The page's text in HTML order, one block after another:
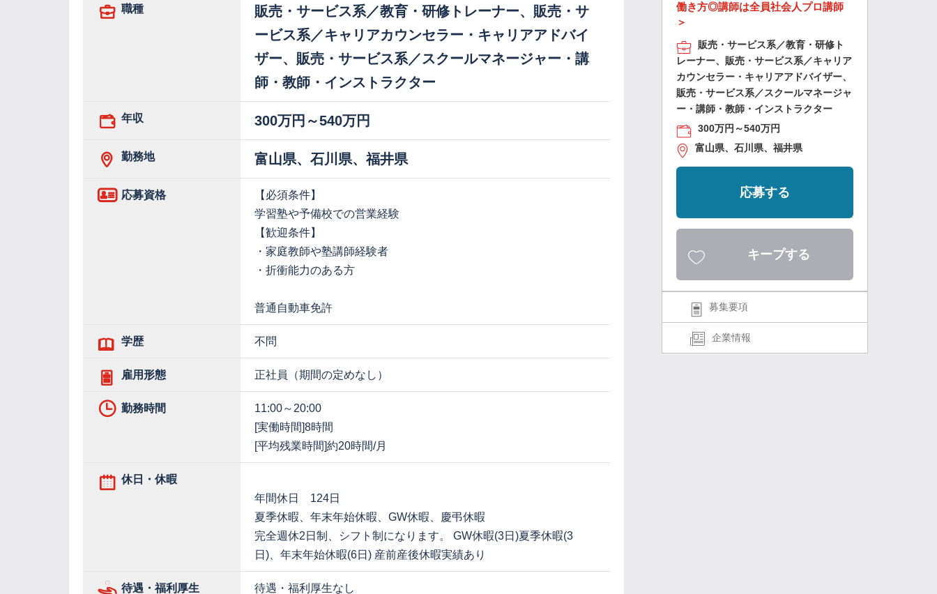
職種
販売・サービス系／教育・研修トレーナー、販売・サ
ービス系／キャリアカウンセラー・キャリアアドバイ
ザー、販売・サービス系／スクールマネージャー・講
師・教師・インストラクター
年収 300万円～540万円
勤務地 富山県、石川県、福井県
応募資格
【必須条件】
学習塾や予備校での営業経験
【歓迎条件】
・家庭教師や塾講師経験者
・折衝能力のある方
普通自動車免許
学歴 不問
雇用形態 正社員（期間の定めなし）
勤務時間
11:00～20:00
[実働時間]8時間
[平均残業時間]約20時間/月
休日・休暇
年間休日 124日
夏季休暇、年末年始休暇、GW休暇、慶弔休暇
完全週休2日制、シフト制になります。 GW休暇(3日)夏季休暇(3
日)、年末年始休暇(6日) 産前産後休暇実績あり
待遇・福利厚生
待遇・福利厚生なし
働き方◎講師は全員社会人プロ講師
＞
販売・サービス系／教育・研修ト
レーナー、販売・サービス系／キャリア
カウンセラー・キャリアアドバイザー、
販売・サービス系／スクールマネージャ
ー・講師・教師・インストラクター
300万円～540万円
富山県、石川県、福井県
応募する
キープする
募集要項
企業情報